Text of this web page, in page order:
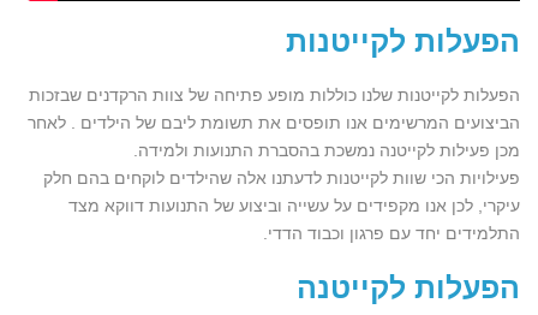
הפעלות לקייטנות
הפעלות לקייטנות שלנו כוללות מופע פתיחה של צוות הרקדנים שבזכות
הביצועים המרשימים אנו תופסים את תשומת ליבם של הילדים . לאחר
מכן פעילות לקייטנה נמשכת בהסברת התנועות ולמידה.
פעילויות הכי שוות לקייטנות לדעתנו אלה שהילדים לוקחים בהם חלק
עיקרי, לכן אנו מקפידים על עשייה וביצוע של התנועות דווקא מצד
התלמידים יחד עם פרגון וכבוד הדדי.
הפעלות לקייטנה